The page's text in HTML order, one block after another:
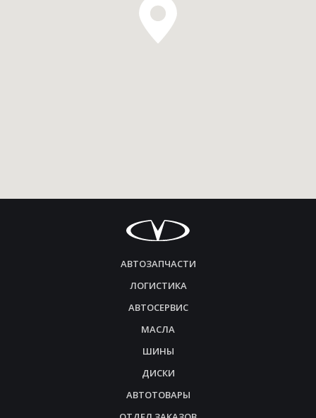
АВТОЗАПЧАСТИ
ЛОГИСТИКА
АВТОСЕРВИС
МАСЛА
ШИНЫ
ДИСКИ
АВТОТОВАРЫ